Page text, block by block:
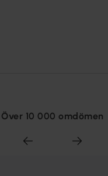
Över 10 000 omdömen